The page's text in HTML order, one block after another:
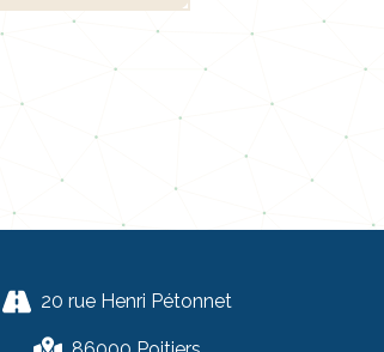
20 rue Henri Pétonnet